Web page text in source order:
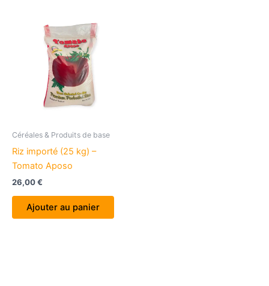
Céréales & Produits de base
Riz importé (25 kg) –
Tomato Aposo
26,00€
Ajouter au panier